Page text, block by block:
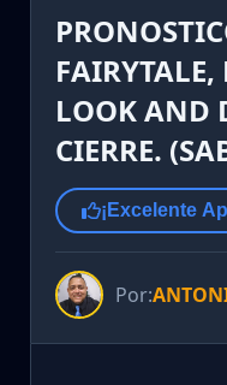
LOOK AND
CIERRE.
¡Excelente
Por: